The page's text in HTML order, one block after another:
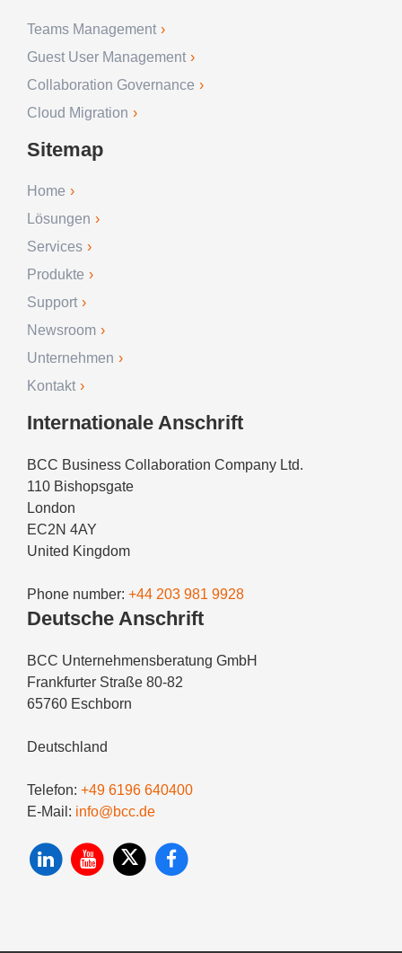
Teams Management
Guest User Management
Collaboration Governance
Cloud Migration
Sitemap
Home
Lösungen
Services
Produkte
Support
Newsroom
Unternehmen
Kontakt
Internationale Anschrift
BCC Business Collaboration Company Ltd.
110 Bishopsgate
London
EC2N 4AY
United Kingdom
Phone number: +44 203 981 9928
Deutsche Anschrift
BCC Unternehmensberatung GmbH
Frankfurter Straße 80-82
65760 Eschborn
Deutschland
Telefon: +49 6196 640400
E-Mail: info@bcc.de